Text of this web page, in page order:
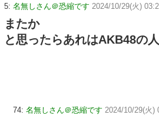
5: 名無しさん＠恐縮です 2024/10/29(火)
またか
と思ったらあれはAKB48の
74: 名無しさん＠恐縮です 2024/10/29(火)